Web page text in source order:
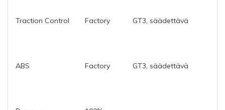
Traction Control Factory GT3, säädettävä
ABS Factory GT3, säädettävä